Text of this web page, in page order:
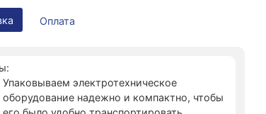
Оплата
Упаковываем электротехническое
оборудование надежно и компактно, чтобы